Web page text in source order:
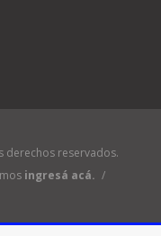
derechos reservados.
ingresá acá. /